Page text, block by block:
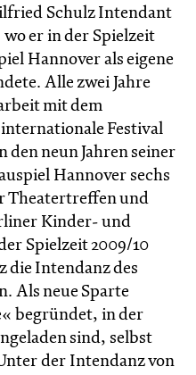
Schulz Intendant
er in der Spielzeit
Hannover als eigene
Alle zwei Jahre
mit dem
Festival
neun Jahren seiner
Hannover sechs
Theatertreffen und
Kinder- und
Spielzeit 2009/10
die Intendanz des
Als neue Sparte
begründet, in der
sind, selbst
der Intendanz von